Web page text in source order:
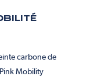
carbone de
Mobility